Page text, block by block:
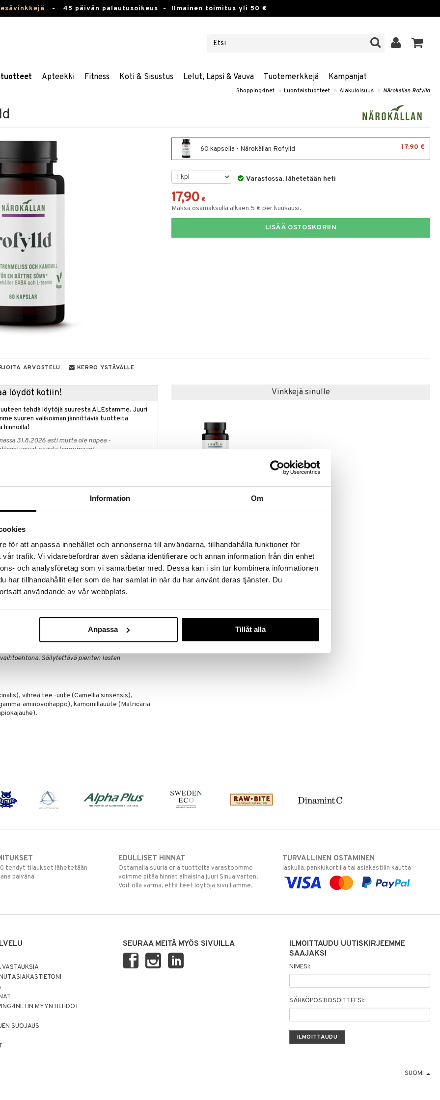
Information Om
för att anpassa innehållet och annonserna till användarna, tillhandahålla funktioner för
trafik. Vi vidarebefordrar även sådana identifierare och annan information från din enhet
och analysföretag som vi samarbetar med. Dessa kan i sin tur kombinera informationen
har tillhandahållit eller som de har samlat in när du har använt deras tjänster. Du
användande av vår webbplats.
Anpassa Tillåt alla
- 45 päivän palautusoikeus - Ilmainen toimitus yli 50 €
Apteekki Fitness Koti & Sisustus Lelut, Lapsi & Vauva Tuotemerkkejä Kampanjat
Shopping4net » Luontaistuotteet » Alakuloisuus » Närokällan Rofylld
60 kapselia - Närokällan Rofylld 17,90 €
Varastossa, lähetetään heti
17,90 €
Maksa osamaksulla alkaen 5 € per kuukausi.
LISÄÄ OSTOSKORIIN
ARVOSTELU KERRO YSTÄVÄLLE
löydöt kotiin!
tehdä löytöjä suuresta ALEstamme. Juuri
suuren valikoiman jännittäviä tuotteita
hinnoilla!
31.8.2026 asti mutta ole nopea -
voivat päästä loppumaan!
unta ja vähentää levottomuutta.
Säilytettävä pienten lasten
vihreä tee -uute (Camellia sinsensis),
aminovoihappo), kamomillauute (Matricaria
Vinkkejä sinulle
tehdyt tilaukset lähetetään
päivänä
EDULLISET HINNAT
Ostamalla suuria eriä tuotteita varastoomme
voimme pitää hinnat alhaisina juuri Sinua varten!
Voit olla varma, että teet löytöjä sivuillamme.
TURVALLINEN OSTAMINEN
laskulla, pankkikortilla tai asiakastilin kautta
ASIAKASTIETONI
MYYNTIEHDOT
SUOJAUS
SEURAA MEITÄ MYÖS SIVUILLA
ILMOITTAUDU UUTISKIRJEEMME
SAAJAKSI
NIMESI:
SÄHKÖPOSTIOSOITTEESI:
SUOMI